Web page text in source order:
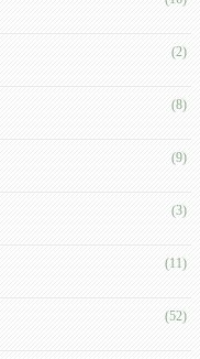
(2)
(8)
(9)
(3)
(11)
(52)